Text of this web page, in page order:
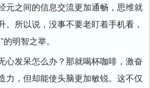
元之间的信息交流更加通畅，思维就
所以说，没事不要老盯着手机看，
明智之举。
发呆怎么办？那就喝杯咖啡，激奋
力，但却能使头脑更加敏锐。这不仅